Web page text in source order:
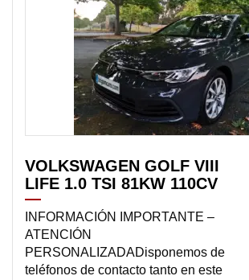
DISPONIBLE
VOLKSWAGEN GOLF VIII
LIFE 1.0 TSI 81KW 110CV
INFORMACIÓN IMPORTANTE –
ATENCIÓN
PERSONALIZADADisponemos de
teléfonos de contacto tanto en este